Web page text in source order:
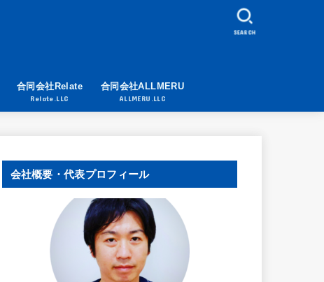
合同会社Relate
Relate.LLC
合同会社ALLMERU
ALLMERU.LLC
SEARCH
会社概要・代表プロフィール